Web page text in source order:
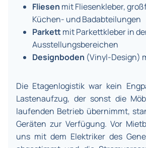
Fliesen mit Fliesenkleber,
Küchen- und Badabteilungen
Parkettmit Parkettkleber in
Ausstellungsbereichen
Designboden (Vinyl-Design)
Die Etagenlogistik war kein
Lastenaufzug, der sonst die
laufenden Betrieb übernimmt,
Geräten zur Verfügung. Vor
uns mit dem Elektriker des